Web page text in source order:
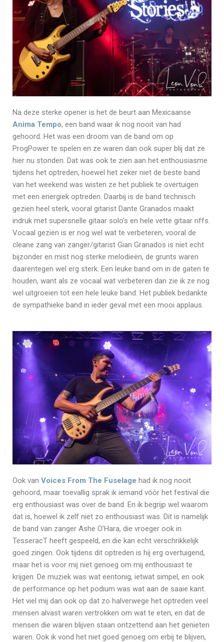
Na deze sterke opener is het de beurt aan Mexicaanse
Anima Tempo, een band waar ik nog nooit van had
gehoord. Het was een droom van de band om op
ProgPower te spelen en ze waren dan ook super blij dat ze
hier nu stonden. Dat was ook te zien aan het enthousiasme
tijdens het optreden, hoewel het zeker niet de beste band
van het weekend was wisten ze het publiek te overtuigen
met een energiek optreden. Daarbij is de band technisch
gezien heel sterk, vooral gitarist Dante Granados maakt
indruk met supersnelle gitaar solo’s en hele vette gitaar riffs.
Vocaal gezien is er nog wel wat te verbeteren, vooral de
cleane zang van zanger/gitarist Gian Granados is niet echt
bijzonder en mist nog sterke melodieën, de grunts waren
daarentegen wel erg sterk. Een leuke band om in de gaten te
houden, want als ze vocaal wat verbeteren dan zie ik ze nog
wel uitgroeien tot een hele leuke band. Het publiek bedankte
de sympathieke band in ieder geval met een mooi applaus.
Ook van Voices From The Fuselage had ik nog nooit
gehoord, maar toevallig sprak ik iemand vóór het festival die
erg enthousiast was over de band. En ik begrijp wel waarom
dat is, hoewel ik zelf niet zo enthousiast was. Dit is namelijk
de band van zanger Ashe O’Hara, die vroeger ook in
TesseracT heeft gespeeld, en die kan echt verschrikkelijk
goed zingen. Ook tijdens dit optreden is hij erg overtuigend,
maar het is voor mij niet genoeg om mij enthousiast te
krijgen. De muziek was wat eentonig, ietwat simpel, en ook
de performance op het podium was wat aan de saaie kant.
Het viel mij dan ook op dat zo halverwege het optreden veel
mensen alvast waren vertrokken om wat te eten, en dat de
mensen die waren blijven staan ontzettend aan het genieten
waren. Ook ik vond het niet goed genoeg om erbij te blijven,